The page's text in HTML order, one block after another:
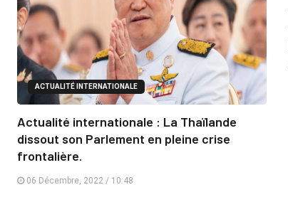
ACTUALITÉ INTERNATIONALE
Actualité internationale : La Thaïlande
dissout son Parlement en pleine crise
frontalière.
06 Décembre, 2022 / 10:48